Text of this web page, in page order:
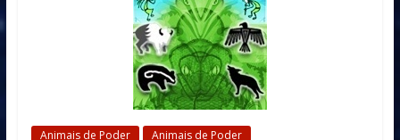
Animais de Poder Animais de Poder